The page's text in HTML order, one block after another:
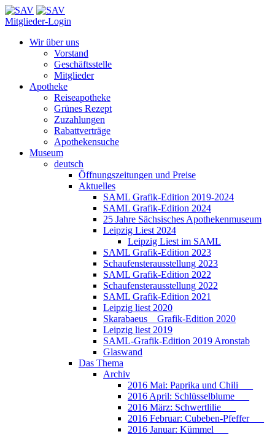
Mitglieder-Login
Wir über uns
Vorstand
Geschäftsstelle
Mitglieder
Apotheke
Reiseapotheke
Grünes Rezept
Zuzahlungen
Rabattverträge
Apothekensuche
Museum
deutsch
Öffnungszeitungen und Preise
Aktuelles
SAML Grafik-Edition 2019-2024
SAML Grafik-Edition 2024
25 Jahre Sächsisches Apothekenmuseum
Leipzig Liest 2024
Leipzig Liest im SAML
SAML Grafik-Edition 2023
Schaufensterausstellung 2023
SAML Grafik-Edition 2022
Schaufensterausstellung 2022
SAML Grafik-Edition 2021
Leipzig liest 2020
Skarabaeus _ Grafik-Edition 2020
Leipzig liest 2019
SAML-Grafik-Edition 2019 Aronstab
Glaswand
Das Thema
Archiv
2016 Mai: Paprika und Chili___
2016 April: Schlüsselblume___
2016 März: Schwertlilie___
2016 Februar: Cubeben-Pfeffer___
2016 Januar: Kümmel___